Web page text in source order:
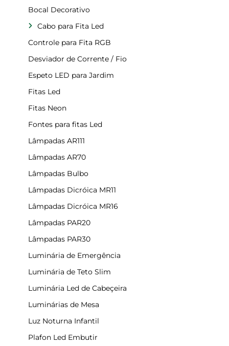
Bocal Decorativo
Cabo para Fita Led
Controle para Fita RGB
Desviador de Corrente / Fio
Espeto LED para Jardim
Fitas Led
Fitas Neon
Fontes para fitas Led
Lâmpadas AR111
Lâmpadas AR70
Lâmpadas Bulbo
Lâmpadas Dicróica MR11
Lâmpadas Dicróica MR16
Lâmpadas PAR20
Lâmpadas PAR30
Luminária de Emergência
Luminária de Teto Slim
Luminária Led de Cabeçeira
Luminárias de Mesa
Luz Noturna Infantil
Plafon Led Embutir